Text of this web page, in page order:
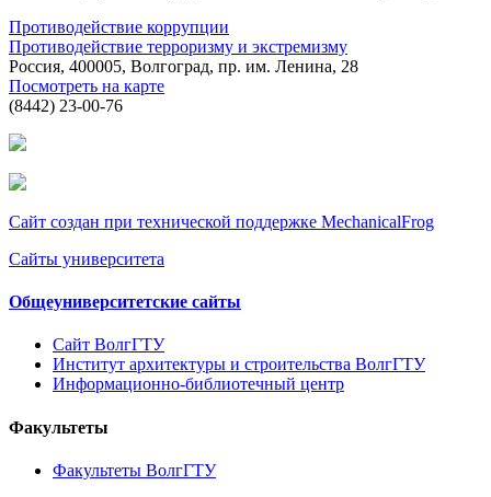
Противодействие коррупции
Противодействие терроризму и экстремизму
Россия, 400005, Волгоград, пр. им. Ленина, 28
Посмотреть на карте
(8442) 23-00-76
Сайт создан при технической поддержке MechanicalFrog
Сайты университета
Общеуниверситетские сайты
Сайт ВолгГТУ
Институт архитектуры и строительства ВолгГТУ
Информационно-библиотечный центр
Факультеты
Факультеты ВолгГТУ